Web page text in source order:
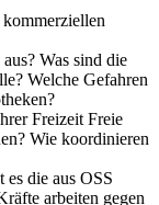
die für die
Was sind die
Welche Gefahren
Freizeit Freie
Wie koordinieren